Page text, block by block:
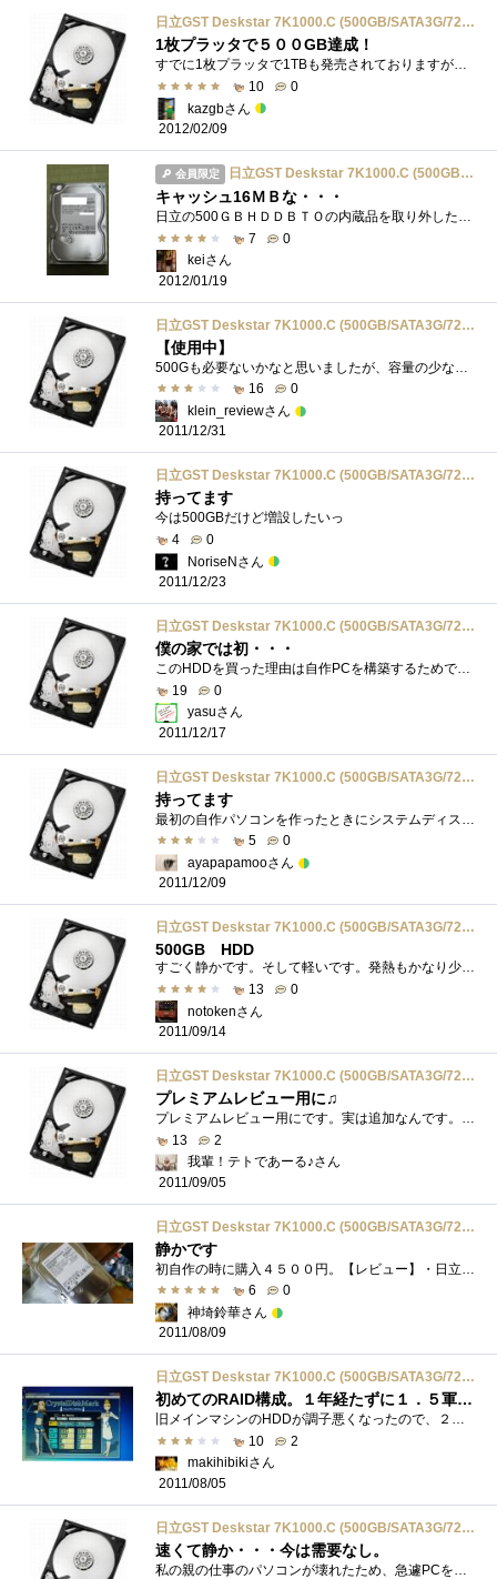
日立GST Deskstar 7K1000.C (500GB/SATA3G/7200rpm/16MB) HDS721050CLA362
1枚プラッタで５００GB達成！
すでに1枚プラッタで1TBも発売されておりますが、その前に買いました。普通にシステム用として使っても文句のないスペックのHDDですが、すでにS...
10
0
kazgbさん
2012/02/09
会員限定 日立GST Deskstar 7K1000.C (500GB/SATA3G/7200rpm/16MB) HDS721050CLA362
キャッシュ16ＭＢな・・・
日立の500ＧＢＨＤＤＢＴＯの内蔵品を取り外したら入ってました・ω・）
7
0
keiさん
2012/01/19
日立GST Deskstar 7K1000.C (500GB/SATA3G/7200rpm/16MB) HDS721050CLA362
【使用中】
16
0
klein_reviewさん
2011/12/31
日立GST Deskstar 7K1000.C (500GB/SATA3G/7200rpm/16MB) HDS721050CLA362
持ってます
今は500GBだけど増設したいっ
4
0
NoriseNさん
2011/12/23
日立GST Deskstar 7K1000.C (500GB/SATA3G/7200rpm/16MB) HDS721050CLA362
僕の家では初・・・
このHDDを買った理由は自作PCを構築するためです。なぜ、タイトルが「僕の家では初・・・」となっているかと言うと僕の家にあるHDDの容量の大き...
19
0
yasuさん
2011/12/17
日立GST Deskstar 7K1000.C (500GB/SATA3G/7200rpm/16MB) HDS721050CLA362
持ってます
5
0
ayapapamooさん
2011/12/09
日立GST Deskstar 7K1000.C (500GB/SATA3G/7200rpm/16MB) HDS721050CLA362
500GB HDD
すごく静かです。そして軽いです。発熱もかなり少ないです。システムDISCとして利用しているのですが、問題なく動いてくれています。
13
0
notokenさん
2011/09/14
日立GST Deskstar 7K1000.C (500GB/SATA3G/7200rpm/16MB) HDS721050CLA362
プレミアムレビュー用に♫
プレミアムレビュー用にです。実は追加なんです。。。。詳しくはレビューにて500GB7200rpmです(｀_´)ゞ安いですね(o^^o)3280円でした。
13
2
我輩！テトであーる♪さん
2011/09/05
日立GST Deskstar 7K1000.C (500GB/SATA3G/7200rpm/16MB) HDS721050CLA362
静かです
6
0
神埼鈴華さん
2011/08/09
日立GST Deskstar 7K1000.C (500GB/SATA3G/7200rpm/16MB) HDS721050CLA362
初めてのRAID構成。１年経たずに１．５軍選手・・・
旧メインマシンのHDDが調子悪くなったので、２枚購入。HDDの故障リスクを考え、初めてRAIDってことを学びました。まずはデータ保護と言うことでR...
10
2
makihibikiさん
2011/08/05
日立GST Deskstar 7K1000.C (500GB/SATA3G/7200rpm/16MB) HDS721050CLA362
速くて静か・・・今は需要なし。
私の親の仕事のパソコンが壊れたため、急遽PCを作ることになり、CPU:IntelPentiumDCE6600MOT:忘れましたwMEM:CFDW2U800CQ-2GL5POW:KT-420RS420WHDD:HDS721050CLA362DVD:TS-H66...